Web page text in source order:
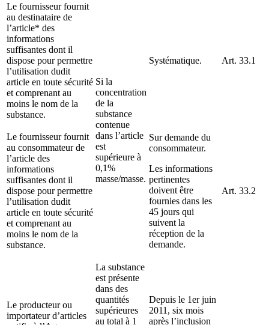
Le fournisseur fournit
au destinataire de
l’article* des
informations
suffisantes dont il
dispose pour permettre
l’utilisation dudit
article en toute sécurité
et comprenant au
moins le nom de la
substance.
Si la
concentration
de la
substance
contenue
dans l’article
est
supérieure à
0,1%
masse/masse.
Systématique. Art. 33.1
Le fournisseur fournit
au consommateur de
l’article des
informations
suffisantes dont il
dispose pour permettre
l’utilisation dudit
article en toute sécurité
et comprenant au
moins le nom de la
substance.
Sur demande du
consommateur.
Les informations
pertinentes
doivent être
fournies dans les
45 jours qui
suivent la
réception de la
demande.
Art. 33.2
Le producteur ou
importateur d’articles
La substance
est présente
dans des
quantités
supérieures
au total à 1
Depuis le 1er juin
2011, six mois
après l’inclusion